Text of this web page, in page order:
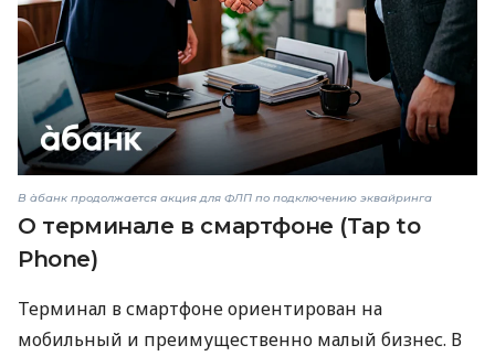
В àбанк продолжается акция для ФЛП по подключению эквайринга
О терминале в смартфоне (Tap to
Phone)
Терминал в смартфоне ориентирован на
мобильный и преимущественно малый бизнес. В